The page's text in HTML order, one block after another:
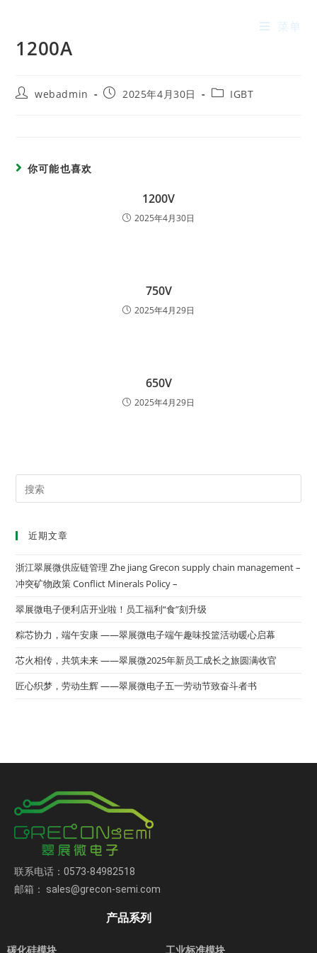
菜单
1200A
webadmin 2025年4月30日 IGBT
你可能也喜欢
1200V
2025年4月30日
750V
2025年4月29日
650V
2025年4月29日
近期文章
浙江翠展微供应链管理 Zhe jiang Grecon supply chain management –
冲突矿物政策 Conflict Minerals Policy –
翠展微电子便利店开业啦！员工福利“食”刻升级
粽芯协力，端午安康 ——翠展微电子端午趣味投篮活动暖心启幕
芯火相传，共筑未来 ——翠展微2025年新员工成长之旅圆满收官
匠心织梦，劳动生辉 ——翠展微电子五一劳动节致奋斗者书
联系电话：0573-84982518
邮箱： sales@grecon-semi.com
产品系列
碳化硅模块 工业标准模块